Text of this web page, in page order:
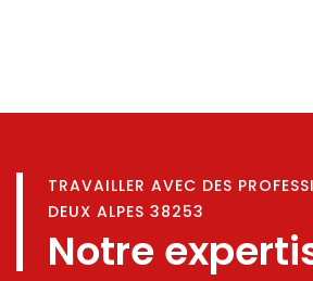
TRAVAILLER AVEC DES
DEUX ALPES 38253
Notre